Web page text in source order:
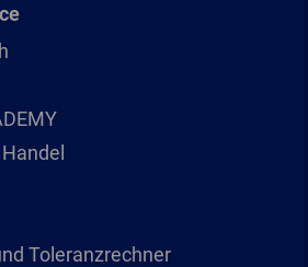
Toleranzrechner